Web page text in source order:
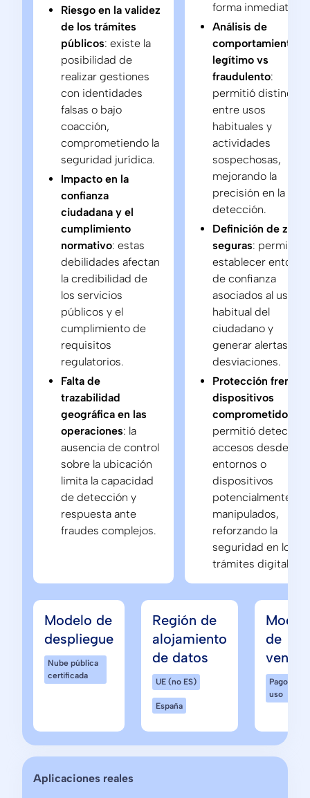
Riesgo en la validez
de los trámites
públicos: existe la
posibilidad de
realizar gestiones
con identidades
falsas o bajo
coacción,
comprometiendo la
seguridad jurídica.
Impacto en la
confianza
ciudadana y el
cumplimiento
normativo: estas
debilidades afectan
la credibilidad de
los servicios
públicos y el
cumplimiento de
requisitos
regulatorios.
Falta de
trazabilidad
geográfica en las
operaciones: la
ausencia de control
sobre la ubicación
limita la capacidad
de detección y
respuesta ante
fraudes complejos.
forma inmediata.
Análisis de
comportamiento
legítimo vs
fraudulento:
permitió distinguir
entre usos
habituales y
actividades
sospechosas,
mejorando la
precisión en la
detección.
Definición de
seguras: permitió
establecer
de confianza
asociados al uso
habitual del
ciudadano y
generar alertas
desviaciones.
Protección frente a
dispositivos
comprometidos
permitió detectar
accesos desde
entornos o
dispositivos
potencialmente
manipulados,
reforzando la
seguridad en los
trámites digitales.
Modelo de
despliegue
Nube pública
certificada
Región de
alojamiento
de datos
UE (no ES)
España
de
venta
Pago por
uso
Aplicaciones reales